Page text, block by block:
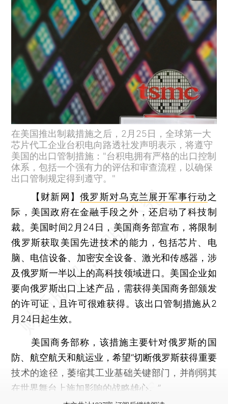
在美国推出制裁措施之后，2月25日，全球第一大
芯片代工企业台积电向路透社发声明表示，将遵守
美国的出口管制措施："台积电拥有严格的出口控制
体系，包括一个强有力的评估和审查流程，以确保
出口管制规定得到遵守。"
【财新网】俄罗斯对乌克兰展开军事行动 之
际，美国政府在金融手段之外，还启动了科技制
裁。美国时间2月24日，美国商务部宣布，将限制
俄罗斯获取美国先进技术的能力，包括芯片、电
脑、电信设备、加密安全设备、激光和传感器，涉
及俄罗斯一半以上的高科技领域进口。美国企业如
要向俄罗斯出口上述产品，需获得美国商务部颁发
的许可证，且许可很难获得。该出口管制措施从2
月24日起生效。
美国商务部称，该措施主要针对俄罗斯的国
防、航空航天和航运业，希望“切断俄罗斯获得重要
技术的途径，萎缩其工业基础关键部门，并削弱其
在世界舞台上施加影响的战略雄心。”